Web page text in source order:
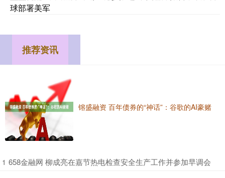
球部署美军
推荐资讯
镕盛融资 百年债券的“神话”：谷歌的AI豪赌
1 ​658金融网 柳成亮在嘉节热电检查安全生产工作并参加早调会